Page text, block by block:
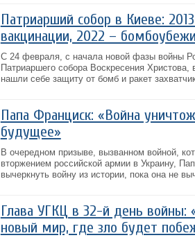
Патриарший собор в Киеве:
вакцинации, 2022 –
С 24 февраля, с начала новой фазы войны
Патриаршего собора Воскресения
нашли себе защиту от бомб и ракет
Папа Франциск: «Война
будущее»
В очередном призыве, вызванном войной,
вторжением российской армии в Украину,
вычеркнуть войну из истории, пока она не
Глава УГКЦ в 32-й день войны:
новый мир, где зло будет